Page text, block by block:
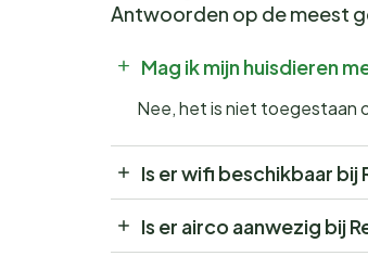
Antwoorden op de meest
Mag ik mijn huisdieren
Nee, het is niet toegestaan
Is er wifi beschikbaar bij
Is er airco aanwezig bij